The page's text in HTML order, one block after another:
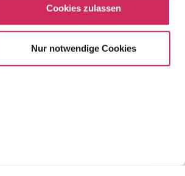
Cookies zulassen
Nur notwendige Cookies